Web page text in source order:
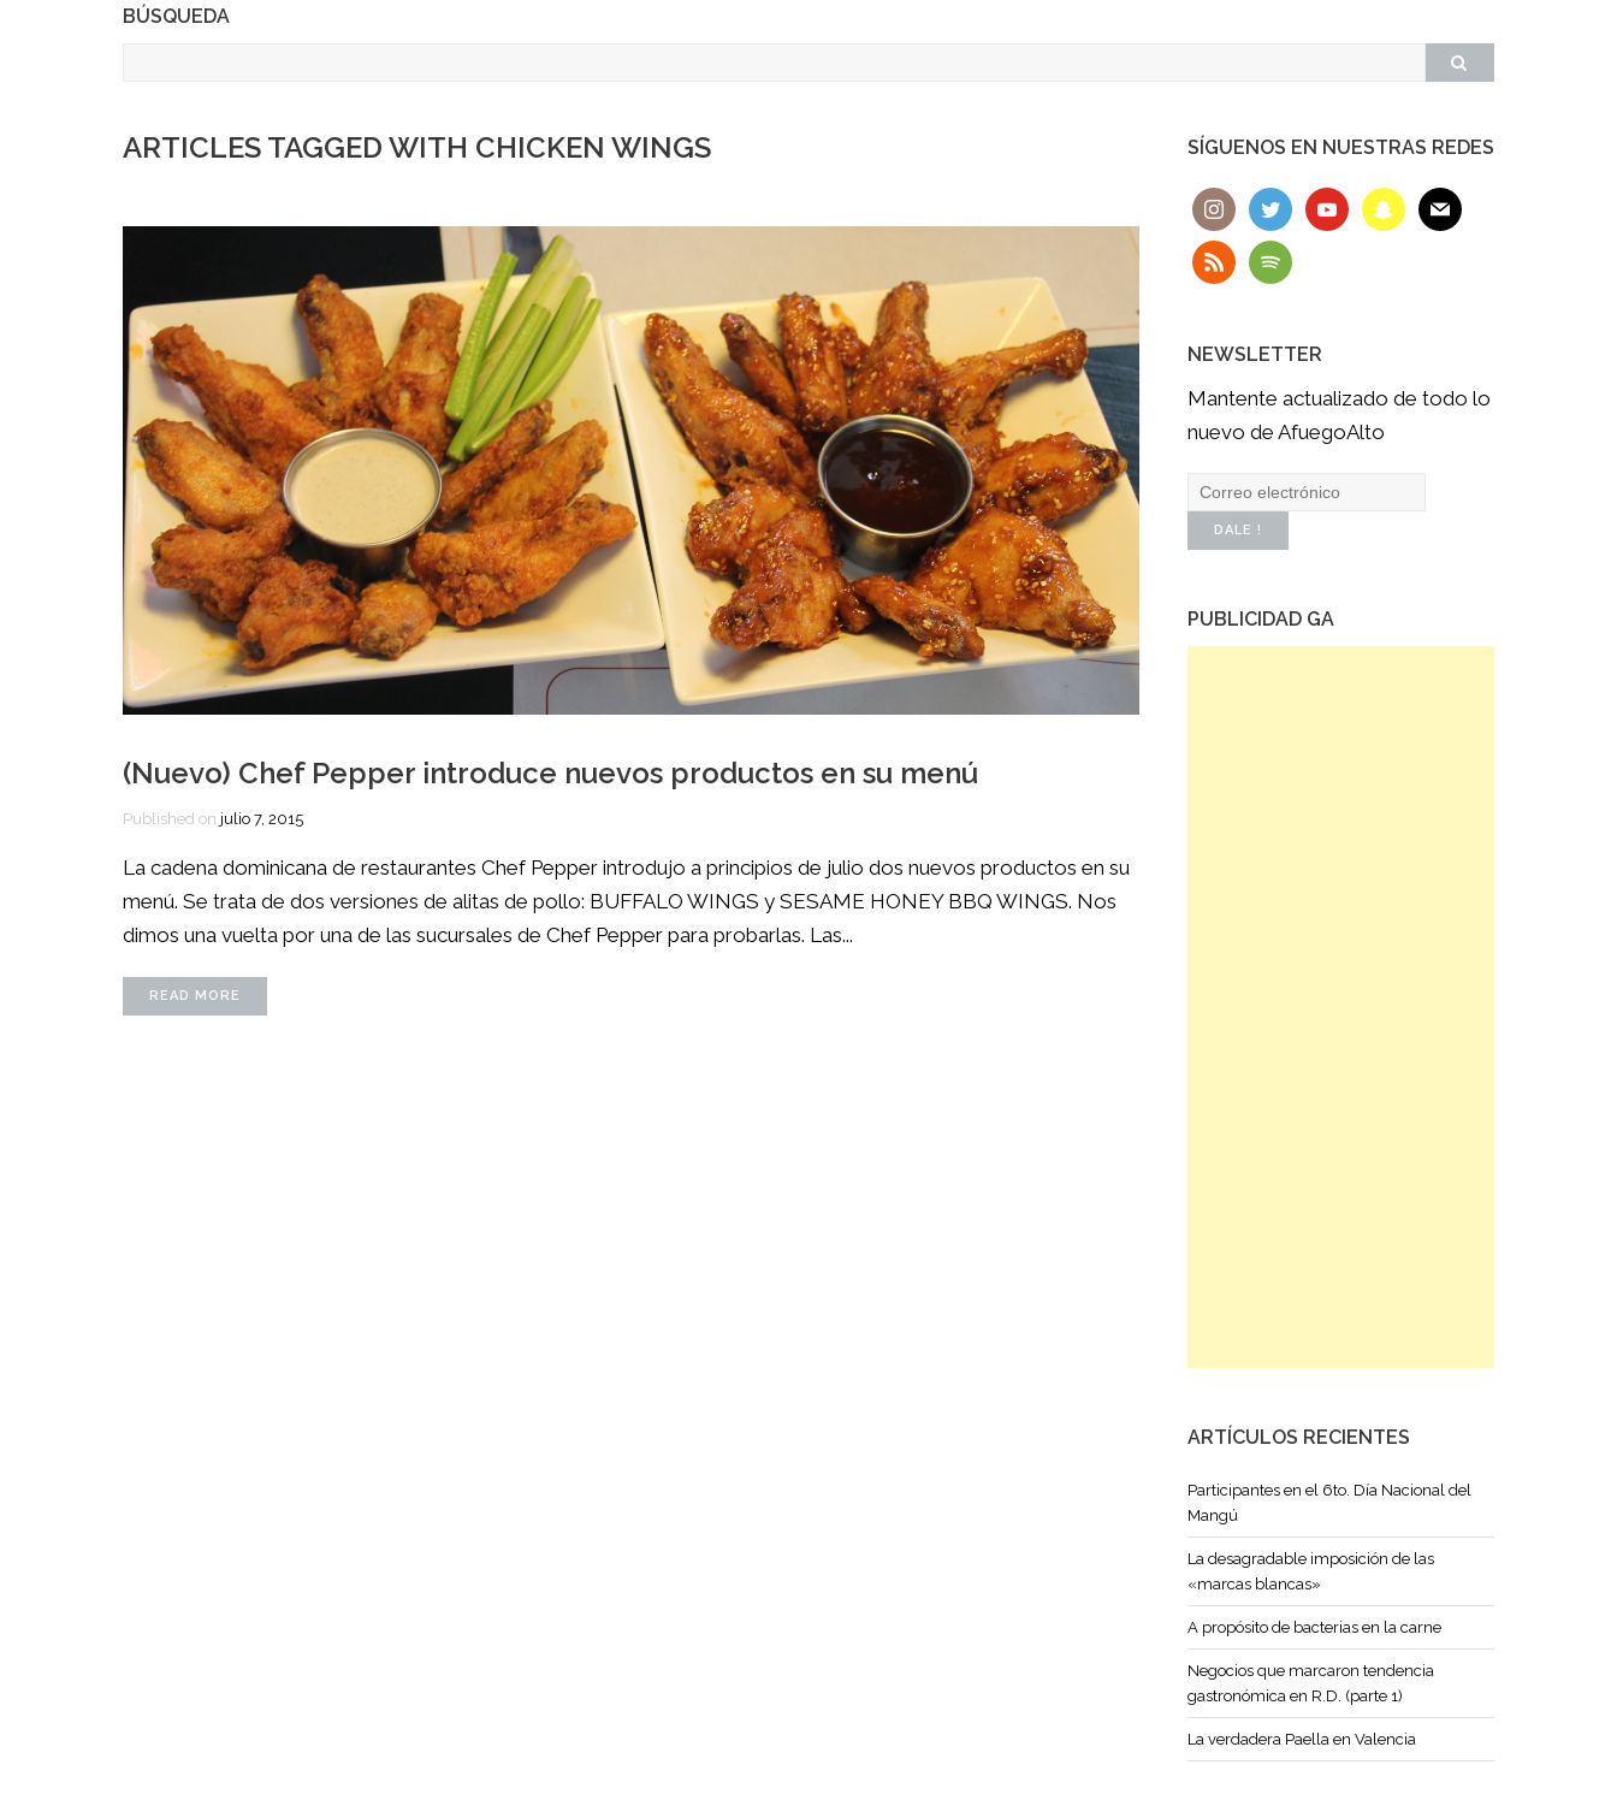
BÚSQUEDA
ARTICLES TAGGED WITH CHICKEN WINGS
(Nuevo) Chef Pepper introduce nuevos productos en su menú
Published on julio 7, 2015
La cadena dominicana de restaurantes Chef Pepper introdujo a principios de julio dos nuevos productos en su
menú. Se trata de dos versiones de alitas de pollo: BUFFALO WINGS y SESAME HONEY BBQ WINGS. Nos
dimos una vuelta por una de las sucursales de Chef Pepper para probarlas. Las...
READ MORE
SÍGUENOS EN NUESTRAS REDES
NEWSLETTER
Mantente actualizado de todo lo
nuevo de AfuegoAlto
PUBLICIDAD GA
ARTÍCULOS RECIENTES
Participantes en el 6to. Día Nacional del
Mangú
La desagradable imposición de las
«marcas blancas»
A propósito de bacterias en la carne
Negocios que marcaron tendencia
gastronómica en R.D. (parte 1)
La verdadera Paella en Valencia